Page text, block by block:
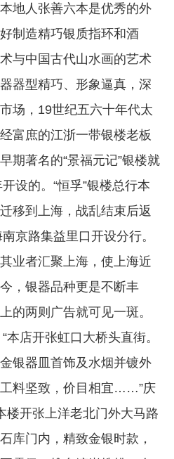
地人张善六本是优秀的外
制造精巧银质指环和酒
与中国古代山水画的艺术
器型精巧、形象逼真，深
场，19世纪五六十年代太
富庶的江浙一带银楼老板
期著名的“景福元记”银楼就
设的。“恒孚”银楼总行本
移到上海，战乱结束后返
京路集益里口开设分行。
者汇聚上海，使上海近
，银器品种更是不断丰
的两则广告就可见一斑。
本店开张虹口大桥头直街。
银器皿首饰及水烟并镀外
料坚致，价目相宜……”庆
楼开张上洋老北门外大马路
库门内，精致金银时款，